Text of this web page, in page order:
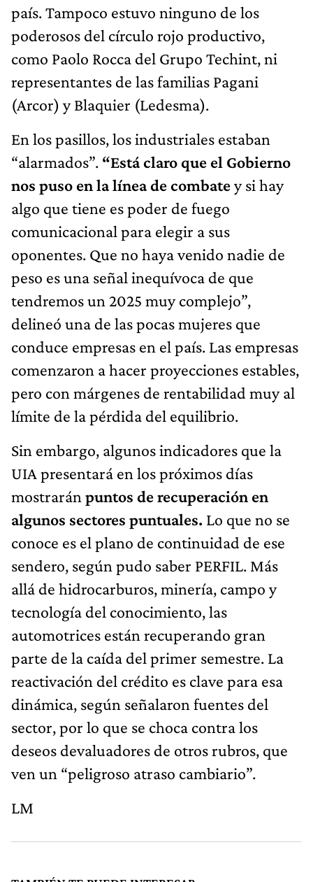
país. Tampoco estuvo ninguno de los
poderosos del círculo rojo productivo,
como Paolo Rocca del Grupo Techint, ni
representantes de las familias Pagani
(Arcor) y Blaquier (Ledesma).
En los pasillos, los industriales estaban
“alarmados”. “Está claro que el Gobierno
nos puso en la línea de combatey si hay
algo que tiene es poder de fuego
comunicacional para elegir a sus
oponentes. Que no haya venido nadie de
peso es una señal inequívoca de que
tendremos un 2025 muy complejo”,
delineó una de las pocas mujeres que
conduce empresas en el país. Las empresas
comenzaron a hacer proyecciones estables,
pero con márgenes de rentabilidad muy al
límite de la pérdida del equilibrio.
Sin embargo, algunos indicadores que la
UIA presentará en los próximos días
mostrarán puntos de recuperación en
algunos sectores puntuales. Lo que no se
conoce es el plano de continuidad de ese
sendero, según pudo saber PERFIL. Más
allá de hidrocarburos, minería, campo y
tecnología del conocimiento, las
automotrices están recuperando gran
parte de la caída del primer semestre. La
reactivación del crédito es clave para esa
dinámica, según señalaron fuentes del
sector, por lo que se choca contra los
deseos devaluadores de otros rubros, que
ven un “peligroso atraso cambiario”.
LM